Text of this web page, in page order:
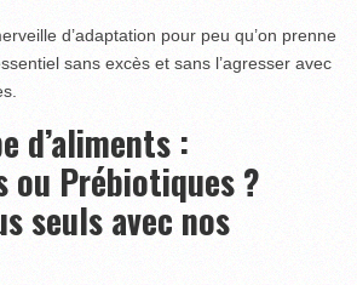
d’adaptation pour peu qu’on prenne
sans excès et sans l’agresser avec
d’aliments :
ou Prébiotiques ?
seuls avec nos